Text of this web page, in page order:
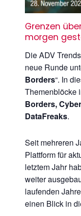
Grenzen
morgen
Die ADV
neue Runde
Borders“. In
Themenblöcke
Borders,
DataFreaks.
Seit mehreren
Plattform für
letztem Jahr
weiter
laufenden
einen Blick in